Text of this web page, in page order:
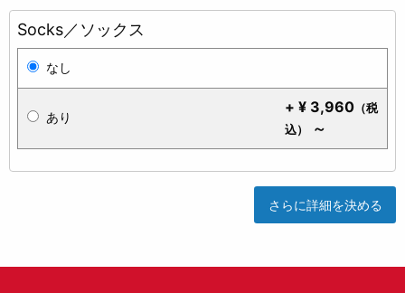
Socks／ソックス
なし
あり
+ ¥ 3,960 （税
込）
～
さらに詳細を決める